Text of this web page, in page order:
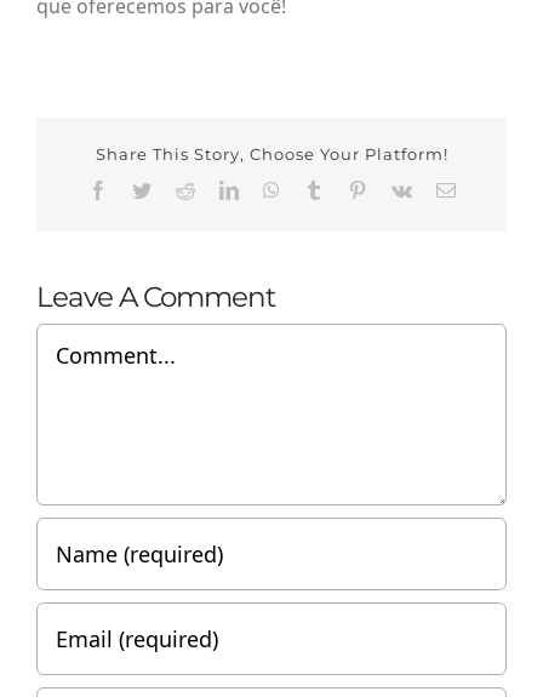
que oferecemos para você!
Share This Story, Choose Your Platform!
Facebook
TwitterRedditLinkedInWhatsApp
Tumblr Pinterest
Vk Email
Leave A Comment
Comment